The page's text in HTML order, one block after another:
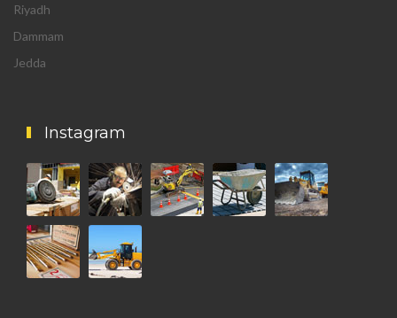
Riyadh
Dammam
Jedda
Instagram